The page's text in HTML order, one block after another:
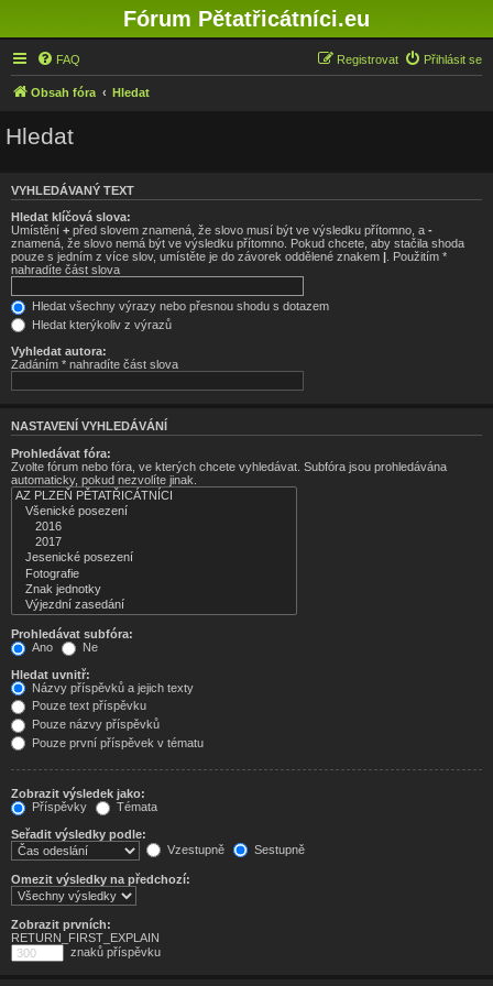
Fórum Pětatřicátníci.eu
FAQ Přihlásit se
Registrovat
Obsah fóra Hledat
Hledat
VYHLEDÁVANÝ TEXT
Hledat klíčová slova:
Umístění + před slovem znamená, že slovo musí být ve výsledku přítomno, a -
znamená, že slovo nemá být ve výsledku přítomno. Pokud chcete, aby stačila shoda
pouze s jedním z více slov, umístěte je do závorek oddělené znakem | . Použitím *
nahradíte část slova
Hledat všechny výrazy nebo přesnou shodu s dotazem
Hledat kterýkoliv z výrazů
Vyhledat autora:
Zadáním * nahradíte část slova
NASTAVENÍ VYHLEDÁVÁNÍ
Prohledávat fóra:
Zvolte fórum nebo fóra, ve kterých chcete vyhledávat. Subfóra jsou prohledávána
automaticky, pokud nezvolíte jinak.
Prohledávat subfóra:
Ano
Ne
Hledat uvnitř:
Názvy příspěvků a jejich texty
Pouze text příspěvku
Pouze názvy příspěvků
Pouze první příspěvek v tématu
Zobrazit výsledek jako:
Příspěvky
Témata
Seřadit výsledky podle:
Vzestupně
Sestupně
Omezit výsledky na předchozí:
Zobrazit prvních:
RETURN_FIRST_EXPLAIN
znaků příspěvku